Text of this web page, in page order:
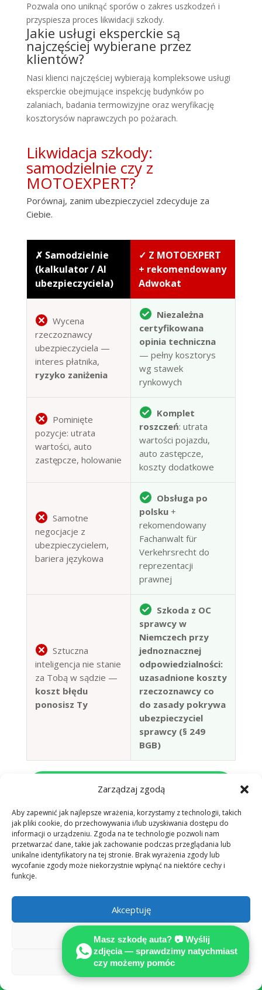
Zarządzaj zgodą
Aby zapewnić jak najlepsze wrażenia, korzystamy z technologii, takich
jak pliki cookie, do przechowywania i/lub uzyskiwania dostępu do
informacji o urządzeniu. Zgoda na te technologie pozwoli nam
przetwarzać dane, takie jak zachowanie podczas przeglądania lub
unikalne identyfikatory na tej stronie. Brak wyrażenia zgody lub
wycofanie zgody może niekorzystnie wpłynąć na niektóre cechy i
funkcje.
Akceptuję
Odmów
Zobacz preferencje
Pozwala ono uniknąć sporów o zakres uszkodzeń i
przyspiesza proces likwidacji szkody.
Jakie usługi eksperckie są
najczęściej wybierane przez
klientów?
Nasi klienci najczęściej wybierają kompleksowe usługi
eksperckie obejmujące inspekcję budynków po
zalaniach, badania termowizyjne oraz weryfikację
kosztorysów naprawczych po pożarach.
Likwidacja szkody:
samodzielnie czy z
MOTOEXPERT?
Porównaj, zanim ubezpieczyciel zdecyduje za
Ciebie.
✗ Samodzielnie
(kalkulator / AI
ubezpieczyciela)
✓ Z MOTOEXPERT
+ rekomendowany
Adwokat
Wycena
rzeczoznawcy
ubezpieczyciela —
interes płatnika,
ryzyko zaniżenia
Niezależna
certyfikowana
opinia techniczna
— pełny kosztorys
wg stawek
rynkowych
Pominięte
pozycje: utrata
wartości, auto
zastępcze, holowanie
Komplet
roszczeń: utrata
wartości pojazdu,
auto zastępcze,
koszty dodatkowe
Samotne
negocjacje z
ubezpieczycielem,
bariera językowa
Obsługa po
polsku+
rekomendowany
Fachanwalt für
Verkehrsrecht do
reprezentacji
prawnej
Sztuczna
inteligencja nie stanie
za Tobą w sądzie —
koszt błędu
ponosisz Ty
Szkoda z OC
sprawcy w
Niemczech przy
jednoznacznej
odpowiedzialności:
uzasadnione koszty
rzeczoznawcy co
do zasady pokrywa
ubezpieczyciel
sprawcy (§ 249
BGB)
📷 Zgłoś szkodę przez WhatsApp —

PONAD 25 LAT DOŚWIADCZENIA W
NIEMECZECH

Masz szkodę auta? 📷 Wyślij
zdjęcia — sprawdzimy natychmiast
czy możemy pomóc